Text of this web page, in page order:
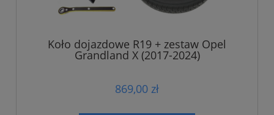
Koło dojazdowe R19 + zestaw Opel
Grandland X (2017-2024)
869,00 zł